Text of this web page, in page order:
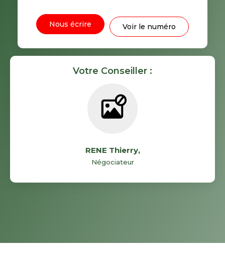
Nous écrire Voir le numéro
Votre Conseiller :
RENE Thierry,
Négociateur